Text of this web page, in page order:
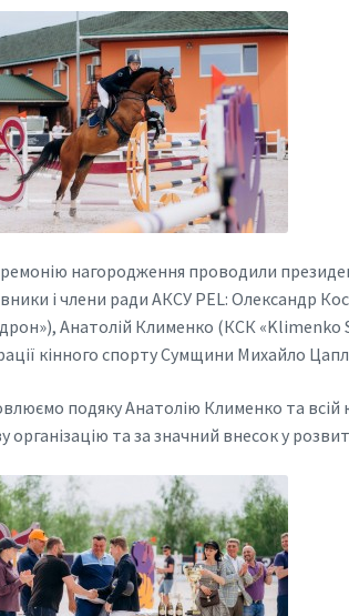
нагородження проводили
і члени ради АКСУ PEL: Олександр
Анатолій Клименко (КСК
кінного спорту Сумщини Михайло
подяку Анатолію Клименко та
організацію та за значний внесок у